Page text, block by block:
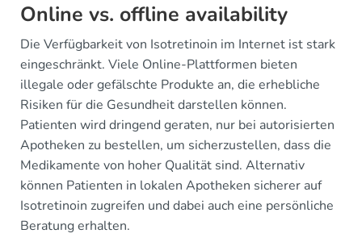
Online vs. offline availability
Die Verfügbarkeit von Isotretinoin im Internet ist stark
eingeschränkt. Viele Online-Plattformen bieten
illegale oder gefälschte Produkte an, die erhebliche
Risiken für die Gesundheit darstellen können.
Patienten wird dringend geraten, nur bei autorisierten
Apotheken zu bestellen, um sicherzustellen, dass die
Medikamente von hoher Qualität sind. Alternativ
können Patienten in lokalen Apotheken sicherer auf
Isotretinoin zugreifen und dabei auch eine persönliche
Beratung erhalten.